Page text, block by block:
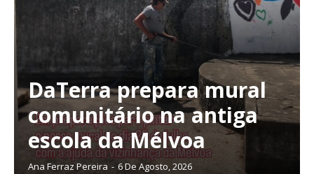
Planos de Assinatura
DaTerra prepara mural
comunitário na antiga
escola da Mélvoa
Ana Ferraz Pereira - 6 De Agosto, 2026